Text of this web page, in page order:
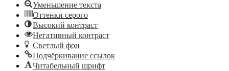
Уменьшение текста
Оттенки серого
Высокий контраст
Негативный контраст
Светлый фон
Подчёркивание ссылок
Читабельный шрифт